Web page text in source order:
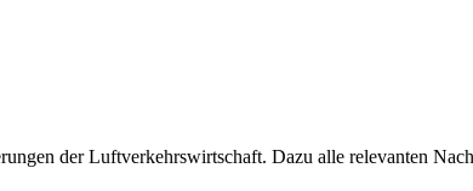
der Luftverkehrswirtschaft. Dazu alle relevanten